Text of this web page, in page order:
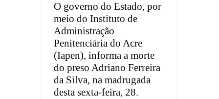
O governo do Estado, por
meio do Instituto de
Administração
Penitenciária do Acre
(Iapen), informa a morte
do preso Adriano Ferreira
da Silva, na madrugada
desta sexta-feira, 28.